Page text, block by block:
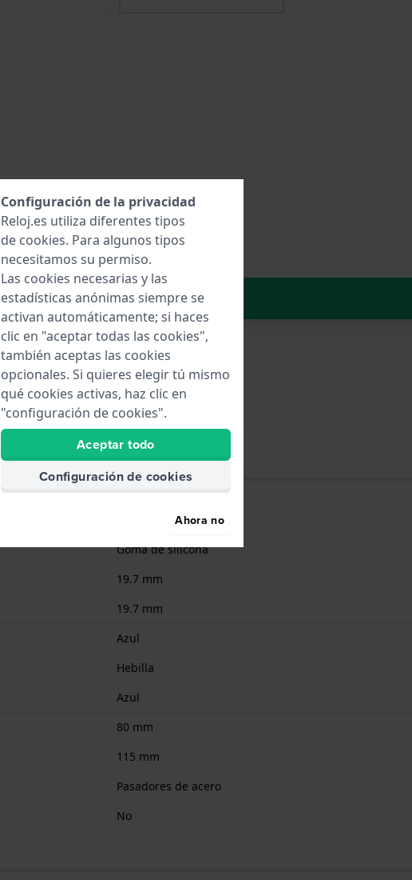
Añadir al carrito
Goma de silicona
19.7 mm
19.7 mm
Azul
Hebilla
Azul
80 mm
115 mm
Pasadores de acero
No
Configuración de la privacidad
Reloj.es utiliza diferentes tipos
de cookies. Para algunos tipos
necesitamos su permiso.
Las cookies necesarias y las
estadísticas anónimas siempre se
activan automáticamente; si haces
clic en "aceptar todas las cookies",
también aceptas las cookies
opcionales. Si quieres elegir tú mismo
qué cookies activas, haz clic en
"configuración de cookies".
Aceptar todo
Configuración de cookies
Ahora no